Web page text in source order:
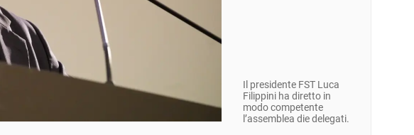
Il presidente FST Luca
Filippini ha diretto in
modo competente
l’assemblea die delegati.